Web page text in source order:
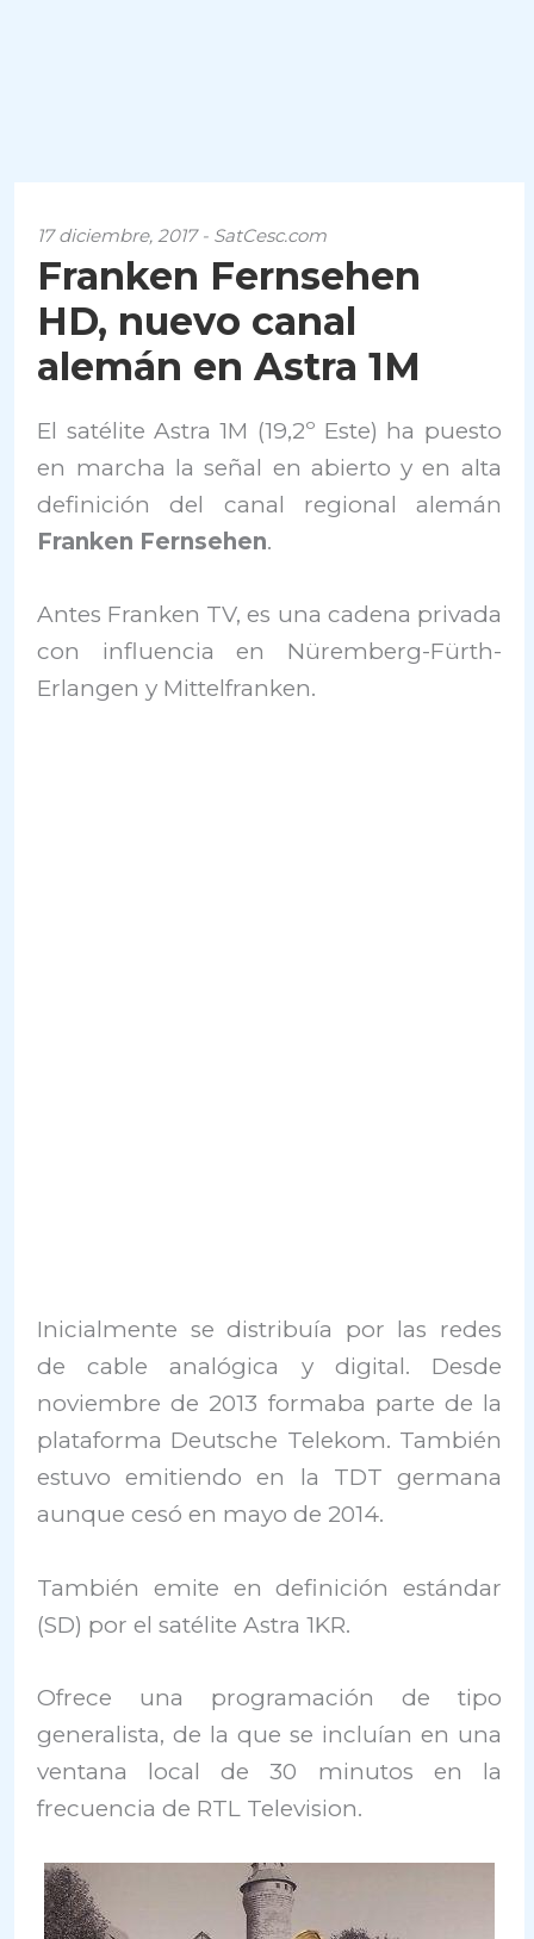
17 diciembre, 2017 - SatCesc.com
Franken Fernsehen
HD, nuevo canal
alemán en Astra 1M
El satélite Astra 1M (19,2º Este) ha puesto
en marcha la señal en abierto y en alta
definición del canal regional alemán
Franken Fernsehen.
Antes Franken TV, es una cadena privada
con influencia en Nüremberg-Fürth-
Erlangen y Mittelfranken.
Inicialmente se distribuía por las redes
de cable analógica y digital. Desde
noviembre de 2013 formaba parte de la
plataforma Deutsche Telekom. También
estuvo emitiendo en la TDT germana
aunque cesó en mayo de 2014.
También emite en definición estándar
(SD) por el satélite Astra 1KR.
Ofrece una programación de tipo
generalista, de la que se incluían en una
ventana local de 30 minutos en la
frecuencia de RTL Television.